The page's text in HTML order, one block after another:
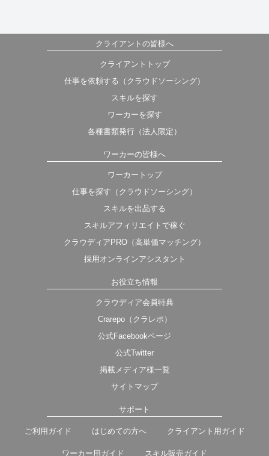
クライアントの皆様へ
クライアントトップ
仕事を依頼する（クラウドソーシング）
スキルを探す
ワーカーを探す
各種書類発行（法人限定）
ワーカーの皆様へ
ワーカートップ
仕事を探す（クラウドソーシング）
スキルを出品する
スキルアフィリエイトで稼ぐ
クラウディアPRO（高単価マッチング）
採用オンラインアシスタント
お役立ち情報
クラウディア会員特典
Crarepo（クラレポ）
公式Facebookページ
公式Twitter
掲載メディア様一覧
サイトマップ
サポート
ご利用ガイド はじめての方へ クライアント用ガイド
ワーカー用ガイド スキル販売ガイド